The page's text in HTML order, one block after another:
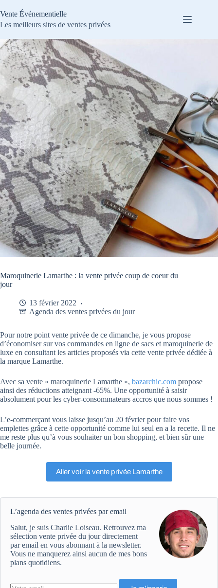
au
contenu
Vente Événementielle
Les meilleurs sites de ventes privées
Maroquinerie Lamarthe : la vente privée coup de coeur du
jour
13 février 2022
Agenda des ventes privées du jour
Pour notre point vente privée de ce dimanche, je vous propose
d’économiser sur vos commandes en ligne de sacs et maroquinerie de
luxe en consultant les articles proposés via cette vente privée dédiée à
la marque Lamarthe.
Avec sa vente « maroquinerie Lamarthe », bazarchic.com propose
ainsi des réductions atteignant -65%. Une opportunité à saisir
absolument pour les cyber-consommateurs accros que nous sommes !
L’e-commerçant vous laisse jusqu’au 20 février pour faire vos
emplettes grâce à cette opportunité comme lui seul en a la recette. Il ne
me reste plus qu’à vous souhaiter un bon shopping, et bien sûr une
belle journée.
Aller voir la vente privée Lamarthe
L’agenda des ventes privées par email
Salut, je suis Charlie Loiseau. Retrouvez ma
sélection vente privée du jour directement
par email en vous abonnant à la newsletter.
Vous ne manquerez ainsi aucun de mes bons
plans quotidiens.